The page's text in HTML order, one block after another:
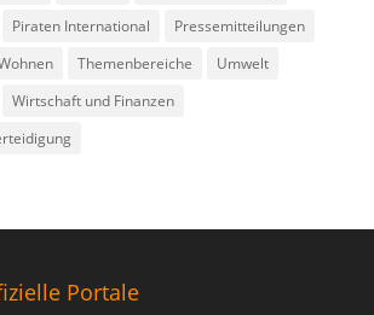
Piraten International
Pressemitteilungen
Themenbereiche
Umwelt
Wirtschaft und Finanzen
Portale